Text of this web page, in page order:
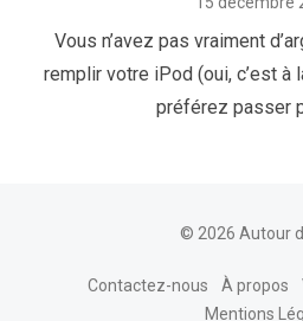
Vous n’avez pas vraiment
remplir votre iPod (oui, c’est à
préférez passer
© 2026 Autour
Contactez-nous À propos
Mentions